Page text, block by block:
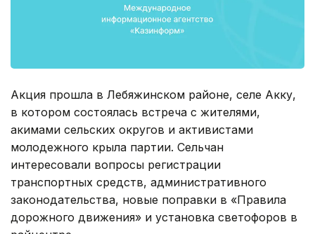
Акция прошла в Лебяжинском районе, селе Акку,
в котором состоялась встреча с жителями,
акимами сельских округов и активистами
молодежного крыла партии. Сельчан
интересовали вопросы регистрации
транспортных средств, административного
законодательства, новые поправки в «Правила
дорожного движения» и установка светофоров в